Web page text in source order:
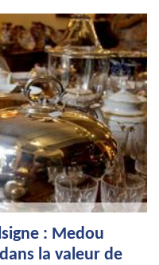
: Medou
la valeur de